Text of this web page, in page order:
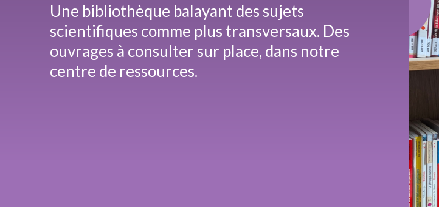
Une bibliothèque balayant des sujets
scientifiques comme plus transversaux. Des
ouvrages à consulter sur place, dans notre
centre de ressources.